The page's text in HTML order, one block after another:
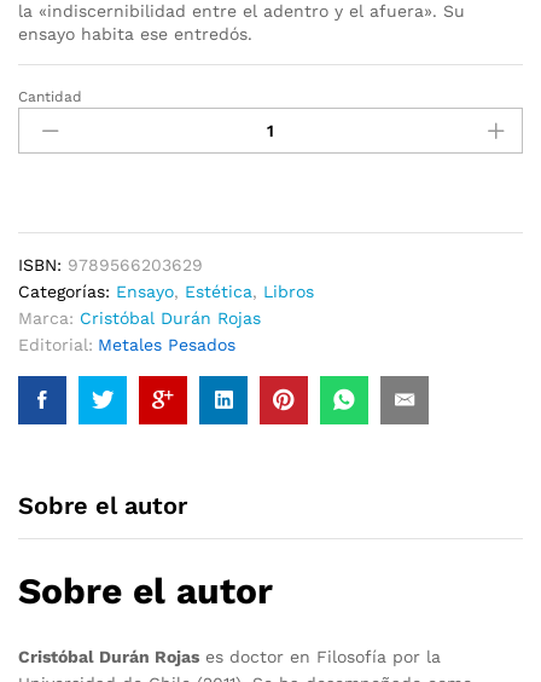
la «indiscernibilidad entre el adentro y el afuera». Su
ensayo habita ese entredós.
Imágenes
virales.
El
David
Cronenberg
cantidad
Cantidad
ISBN: 9789566203629
Categorías: Ensayo, Estética, Libros
Marca: Cristóbal Durán Rojas
Editorial: Metales Pesados
Sobre el autor
Sobre el autor
Cristóbal Durán Rojas es doctor en Filosofía por la